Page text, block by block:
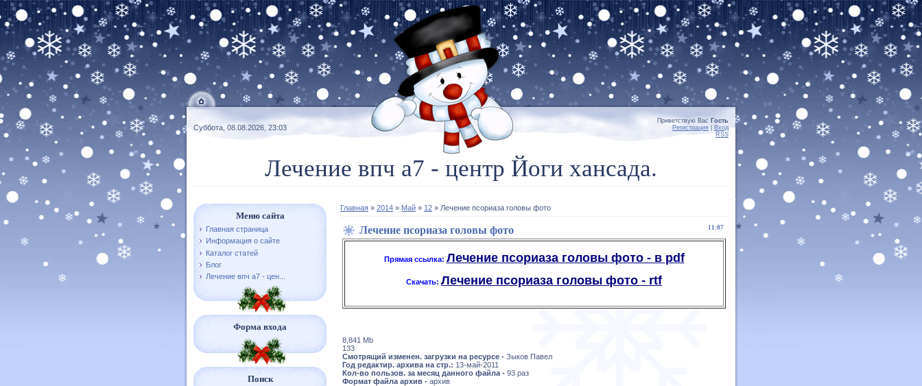
Суббота, 08.08.2026, 23:03
Приветствую Вас Гость
Регистрация
Вход
RSS
Лечение впч а7 - центр Йоги хансада.
Меню сайта
Главная страница
Информация о сайте
Каталог статей
Блог
Лечение впч а7 - цен...
Форма входа
Поиск
Главная » 2014 » Май » 12 » Лечение псориаза головы фото
11:07
Лечение псориаза головы фото
Прямая ссылка: Лечение псориаза головы фото - в pdf
Скачать: Лечение псориаза головы фото - rtf
8,841 Mb
133
Смотрящий изменен. загрузки на ресурсе - Зыков Павел
Год редактир. архива на стр.: 13-май-2011
Кол-во пользов. за месяц данного файла - 93 раз
Формат файла архив - архив